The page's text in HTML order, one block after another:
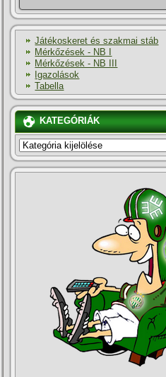
Játékoskeret és szakmai stáb
Mérkőzések - NB I
Mérkőzések - NB III
Igazolások
Tabella
KATEGÓRIÁK
KATEGÓRIÁK